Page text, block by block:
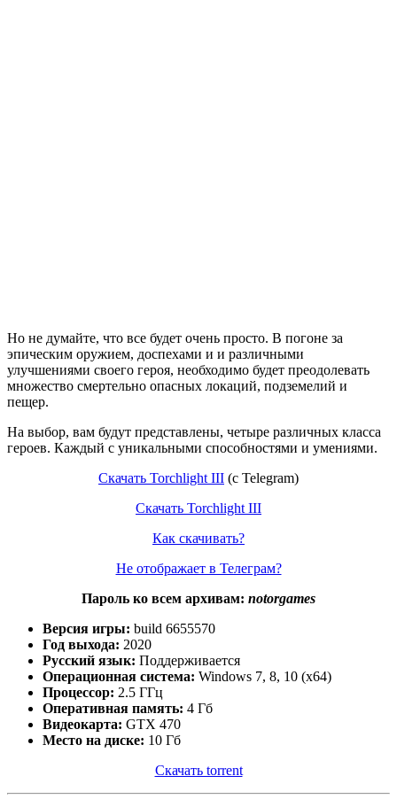
Но не думайте, что все будет очень просто. В погоне за
эпическим оружием, доспехами и и различными
улучшениями своего героя, необходимо будет преодолевать
множество смертельно опасных локаций, подземелий и
пещер.
На выбор, вам будут представлены, четыре различных класса
героев. Каждый с уникальными способностями и умениями.
Скачать Torchlight III (с Telegram)
Скачать Torchlight III
Как скачивать?
Не отображает в Телеграм?
Пароль ко всем архивам: notorgames
Версия игры: build 6655570
Год выхода: 2020
Русский язык: Поддерживается
Операционная система: Windows 7, 8, 10 (x64)
Процессор: 2.5 ГГц
Оперативная память: 4 Гб
Видеокарта: GTX 470
Место на диске: 10 Гб
Скачать torrent